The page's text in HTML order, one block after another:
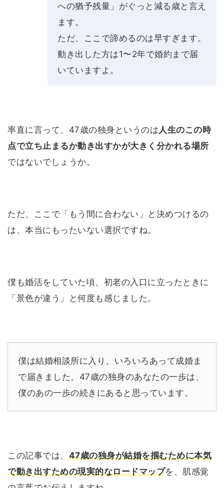
への猶予残量」がぐっと減る歳と言え
ます。
ただ、ここで諦めるのは早すぎます。
動き出した方は1〜2年で婚約まで届
いていますよ。
率直に言って、47歳の独身というのは 人生のこの時
点で立ち止まるか動き出すかが大きく分かれる場所
ではないでしょうか。
ただ、ここで「もう間に合わない」と決めつけるの
は、本当にもったいない選択ですね。
僕も婚活をしていた頃、初老の入口に立ったときに
「景色が違う」と何度も感じました。
僕は結婚相談所に入り、いろいろあって成婚ま
で届きました。47歳の独身のあなたの一歩は、
僕のあの一歩の続きにあると思っています。
この記事では、 47歳の独身が結婚を掴むために本気
で動き出すための現実的なロードマップを、肌感覚